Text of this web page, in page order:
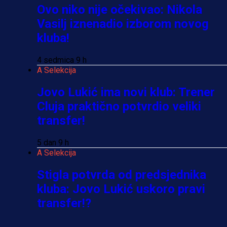
Ovo niko nije očekivao: Nikola
Vasilj iznenadio izborom novog
kluba!
4 sedmica 9 h
A Selekcija
Jovo Lukić ima novi klub: Trener
Cluja praktično potvrdio veliki
transfer!
5 dan 9 h
A Selekcija
Stigla potvrda od predsjednika
kluba: Jovo Lukić uskoro pravi
transfer!?